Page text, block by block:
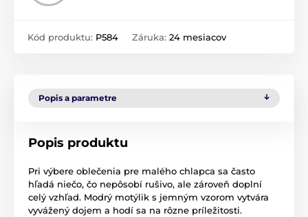
Kód produktu: P584 Záruka: 24 mesiacov
Popis a parametre
Popis produktu
Pri výbere oblečenia pre malého chlapca sa často
hľadá niečo, čo nepôsobí rušivo, ale zároveň doplní
celý vzhľad. Modrý motýlik s jemným vzorom vytvára
vyvážený dojem a hodí sa na rôzne príležitosti.